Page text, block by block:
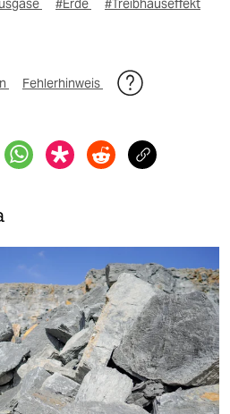
#Erde
#Treibhauseffekt
Fehlerhinweis